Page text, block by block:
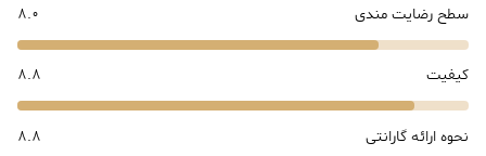
سطح رضایت مندی 8.0
کیفیت 8.8
نحوه ارائه گارانتی 8.8